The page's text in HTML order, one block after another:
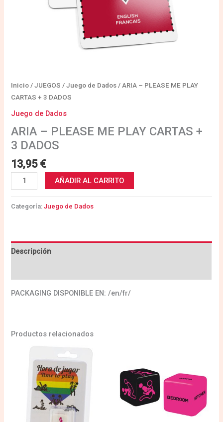
Inicio /JUEGOS /Juego de Dados / ARIA – PLEASE ME PLAY
CARTAS + 3 DADOS
Juego de Dados
ARIA – PLEASE ME PLAY CARTAS +
3 DADOS
13,95 €
AÑADIR AL CARRITO
Categoría:Juego de Dados
Descripción
PACKAGING DISPONIBLE EN: /en/fr/
Productos relacionados